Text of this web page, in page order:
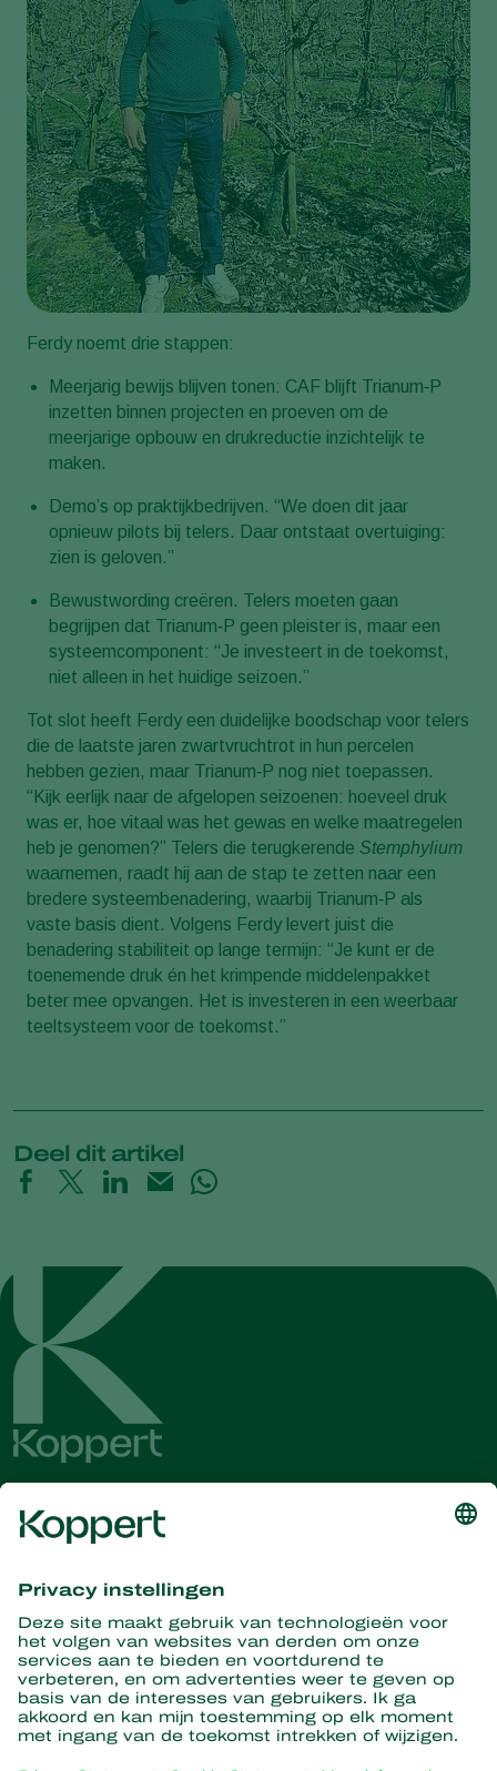
Ferdy noemt drie stappen:
Meerjarig bewijs blijven tonen: CAF blijft Trianum‑P
inzetten binnen projecten en proeven om de
meerjarige opbouw en drukreductie inzichtelijk te
maken.
Demo’s op praktijkbedrijven. “We doen dit jaar
opnieuw pilots bij telers. Daar ontstaat overtuiging:
zien is geloven.”
Bewustwording creëren. Telers moeten gaan
begrijpen dat Trianum‑P geen pleister is, maar een
systeemcomponent: “Je investeert in de toekomst,
niet alleen in het huidige seizoen.”
Tot slot heeft Ferdy een duidelijke boodschap voor telers
die de laatste jaren zwartvruchtrot in hun percelen
hebben gezien, maar Trianum‑P nog niet toepassen.
“Kijk eerlijk naar de afgelopen seizoenen: hoeveel druk
was er, hoe vitaal was het gewas en welke maatregelen
heb je genomen?” Telers die terugkerende Stemphylium
waarnemen, raadt hij aan de stap te zetten naar een
bredere systeembenadering, waarbij Trianum‑P als
vaste basis dient. Volgens Ferdy levert juist die
benadering stabiliteit op lange termijn: “Je kunt er de
toenemende druk én het krimpende middelenpakket
beter mee opvangen. Het is investeren in een weerbaar
teeltsysteem voor de toekomst.”
Deel dit artikel
Ontvang het laatste nieuws en
informatie
Hier aanmelden
Partners with Nature
Roofmijten